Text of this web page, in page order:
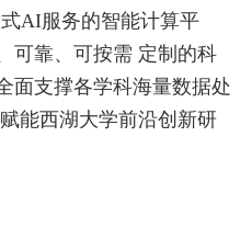
AI服务的智能计算平
可靠、可按需 定制的科
面支撑各学科海量数据处
能西湖大学前沿创新研